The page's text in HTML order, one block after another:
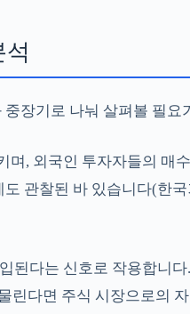
장기로 나눠 살펴볼 필요
, 외국인 투자자들의 매
관찰된 바 있습니다(한
된다는 신호로 작용합니
린다면 주식 시장으로의